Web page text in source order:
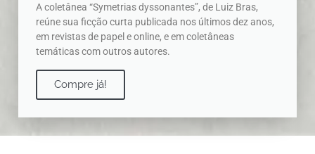
A coletânea “Symetrias dyssonantes”, de Luiz Bras,
reúne sua ficção curta publicada nos últimos dez anos,
em revistas de papel e online, e em coletâneas
temáticas com outros autores.
Compre já!